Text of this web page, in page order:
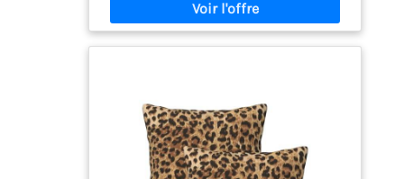
housses de coussin assorties avec motif
léopard et fermeture éclair dissimulée pour
un habillage et un retrait faciles DÉCORATION
FACILE : La fausse fourrure résistante
conserve son aspect et sa texture, rendant
les housses pratiques et décoratives